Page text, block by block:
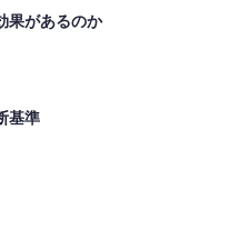
果があるのか
基準